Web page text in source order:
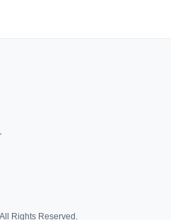
Rights Reserved.